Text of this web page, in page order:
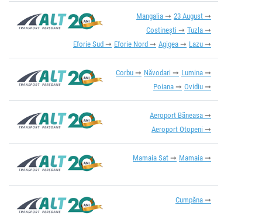
Mangalia
23 August
Costinești
Tuzla
Eforie Sud
Eforie Nord Agigea Lazu
Corbu Năvodari
Lumina
Poiana
Ovidiu
Aeroport Băneasa
Aeroport Otopeni
Mamaia Sat Mamaia
Cumpăna